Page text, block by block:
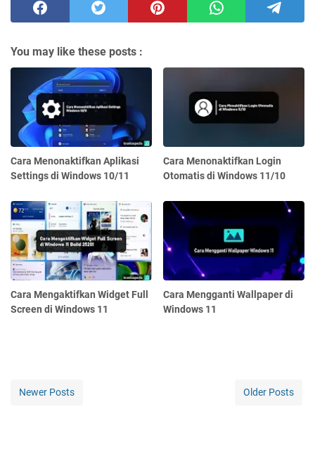
You may like these posts :
Cara Menonaktifkan Aplikasi
Settings di Windows 10/11
Cara Menonaktifkan Login
Otomatis di Windows 11/10
Cara Mengaktifkan Widget Full
Screen di Windows 11
Cara Mengganti Wallpaper di
Windows 11
Newer Posts Older Posts